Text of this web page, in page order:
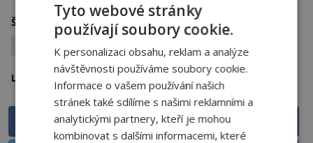
Štítky: Kletba čarodějnic
Prokletý Macbeth
Smrt na jevišti
Lokalita: Anglie
Sdílet na Facebooku
Tyto webové stránky
používají soubory cookie.
K personalizaci obsahu, reklam a analýze
návštěvnosti používáme soubory cookie.
Informace o vašem používání našich
stránek také sdílíme s našimi reklamními a
analytickými partnery, kteří je mohou
kombinovat s dalšími informacemi, které